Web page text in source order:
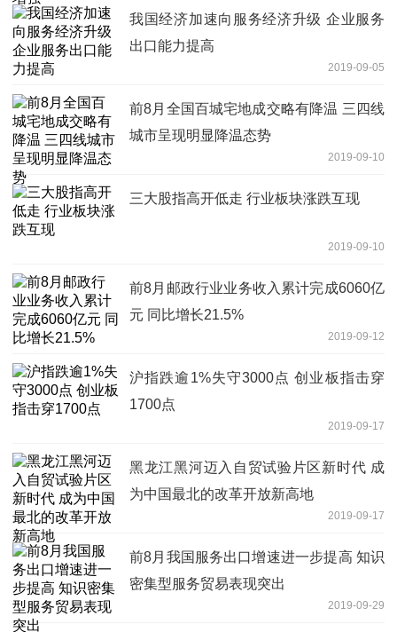
我国经济加速向服务经济升级 企业服务
出口能力提高
2019-09-05
前8月全国百城宅地成交略有降温 三四线
城市呈现明显降温态势
2019-09-10
三大股指高开低走 行业板块涨跌互现
2019-09-10
前8月邮政行业业务收入累计完成6060亿
元 同比增长21.5%
2019-09-12
沪指跌逾1%失守3000点 创业板指击穿
1700点
2019-09-17
黑龙江黑河迈入自贸试验片区新时代 成
为中国最北的改革开放新高地
2019-09-17
前8月我国服务出口增速进一步提高 知识
密集型服务贸易表现突出
2019-09-29